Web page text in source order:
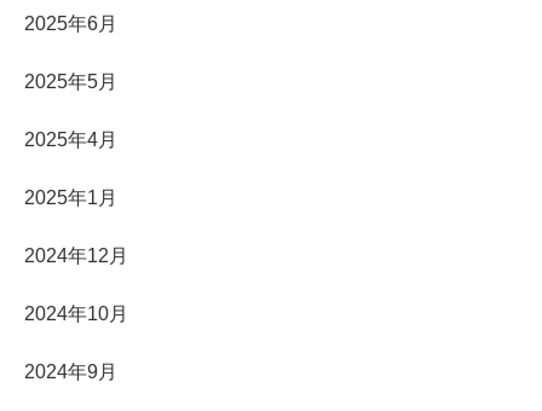
2025年6月
2025年5月
2025年4月
2025年1月
2024年12月
2024年10月
2024年9月